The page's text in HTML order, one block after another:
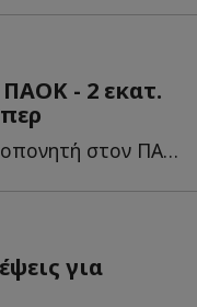
- 2 εκατ.
Πέρα από το μεγάλο ζήτημα του προπονητή στον ΠΑΟΚ υπάρχουν ή...
για